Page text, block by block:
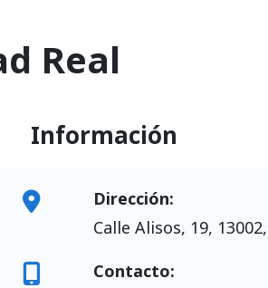
Real
Información
Dirección:
Calle Alisos, 19,
Contacto: